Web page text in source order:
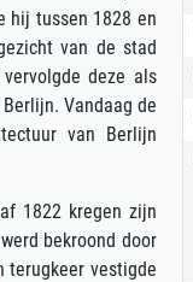
hij tussen 1828 en
van de stad
deze als
Vandaag de
van Berlijn
1822 kregen zijn
bekroond door
terugkeer vestigde